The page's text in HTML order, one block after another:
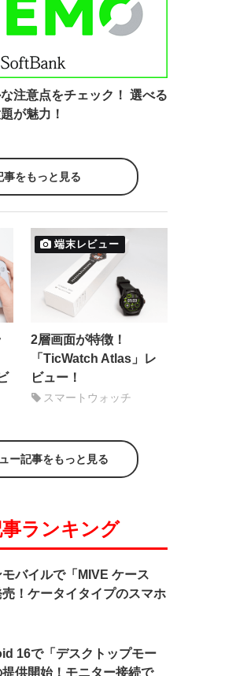
注意点をチェック！ 選べる
が魅力！
事をもっと見る
端末レビュー
2層画面が特徴！
「TicWatch Atlas」レ
ビュー！
スマートウォッチ
ー記事をもっと見る
事ランキング
バイルで「MIVE ケース
売！ケータイタイプのスマホ
16で「デスクトップモー
提供開始！モニター接続で